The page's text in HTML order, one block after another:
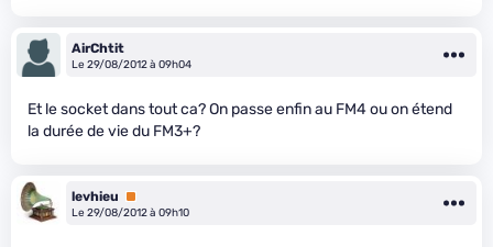
AirChtit
Le 29/08/2012 à 09h04
Et le socket dans tout ca? On passe enfin au FM4 ou on étend
la durée de vie du FM3+?
levhieu
Premium
Le 29/08/2012 à 09h10